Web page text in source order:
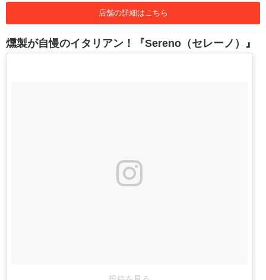
店舗の詳細はこちら
燻製が自慢のイタリアン！『Sereno（セレーノ）』